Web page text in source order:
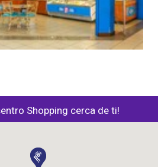
Shopping cerca de ti!